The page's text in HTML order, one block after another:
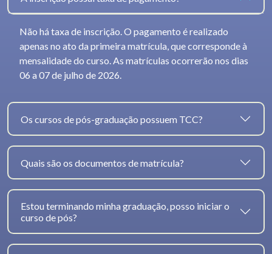
Não há taxa de inscrição. O pagamento é realizado
apenas no ato da primeira matrícula, que corresponde à
mensalidade do curso. As matrículas ocorrerão nos dias
06 a 07 de julho de 2026.
Os cursos de pós-graduação possuem TCC?
Quais são os documentos de matrícula?
Estou terminando minha graduação, posso iniciar o
curso de pós?